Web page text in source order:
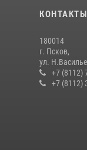
КОНТАКТЫ
180014
г. Псков,
ул.
+7 (8112)
+7 (8112)